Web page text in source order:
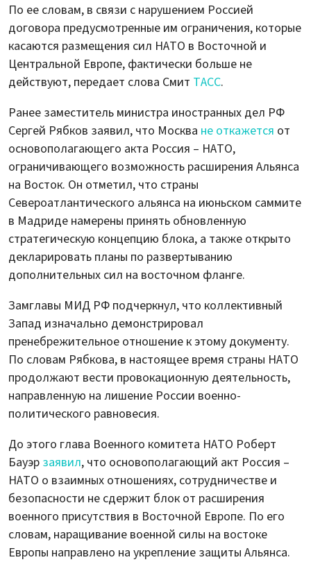
По ее словам, в связи с нарушением Россией
договора предусмотренные им ограничения, которые
касаются размещения сил НАТО в Восточной и
Центральной Европе, фактически больше не
действуют, передает слова Смит ТАСС.
Ранее заместитель министра иностранных дел РФ
Сергей Рябков заявил, что Москва не откажется от
основополагающего акта Россия – НАТО,
ограничивающего возможность расширения Альянса
на Восток. Он отметил, что страны
Североатлантического альянса на июньском саммите
в Мадриде намерены принять обновленную
стратегическую концепцию блока, а также открыто
декларировать планы по развертыванию
дополнительных сил на восточном фланге.
Замглавы МИД РФ подчеркнул, что коллективный
Запад изначально демонстрировал
пренебрежительное отношение к этому документу.
По словам Рябкова, в настоящее время страны НАТО
продолжают вести провокационную деятельность,
направленную на лишение России военно-
политического равновесия.
До этого глава Военного комитета НАТО Роберт
Бауэр заявил, что основополагающий акт Россия –
НАТО о взаимных отношениях, сотрудничестве и
безопасности не сдержит блок от расширения
военного присутствия в Восточной Европе. По его
словам, наращивание военной силы на востоке
Европы направлено на укрепление защиты Альянса.